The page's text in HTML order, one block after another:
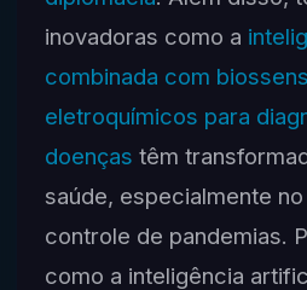
inovadoras como a
combinada com
eletroquímicos para
doenças têm
saúde, especialmente
controle de pandemias.
como a inteligência